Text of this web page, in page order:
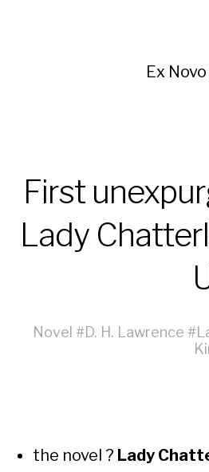
Ex Novo
First
Lady
Novel #D. H. Lawrence #
the nov­el ? Lady